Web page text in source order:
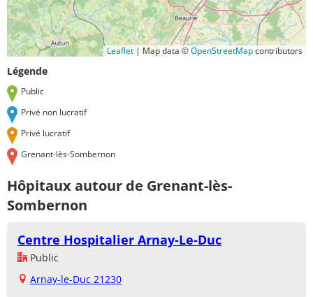
Leaflet | Map data ©OpenStreetMapcontributors
Légende
Public
Privé non lucratif
Privé lucratif
Grenant-lès-Sombernon
Hôpitaux autour de Grenant-lès-
Sombernon
Centre Hospitalier Arnay-Le-Duc
Public
Arnay-le-Duc 21230